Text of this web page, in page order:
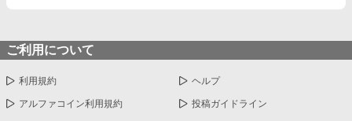
ご利用について
利用規約 ヘルプ
アルファコイン利用規約 投稿ガイドライン